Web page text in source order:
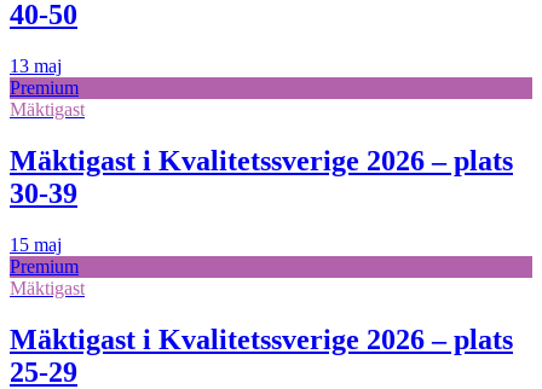
40-50
13 maj
Premium
Mäktigast
Mäktigast i Kvalitetssverige 2026 – plats
30-39
15 maj
Premium
Mäktigast
Mäktigast i Kvalitetssverige 2026 – plats
25-29